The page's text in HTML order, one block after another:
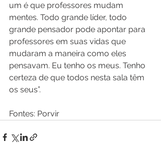
um é que professores mudam
mentes. Todo grande líder, todo
grande pensador pode apontar para
professores em suas vidas que
mudaram a maneira como eles
pensavam. Eu tenho os meus. Tenho
certeza de que todos nesta sala têm
os seus”.
Fontes: Porvir